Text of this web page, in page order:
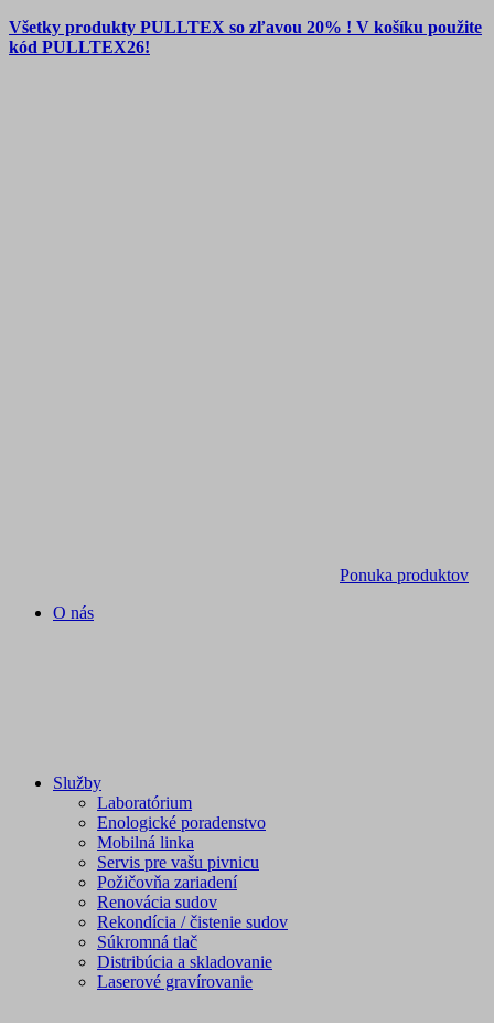
Všetky produkty PULLTEX so zľavou 20% ! V košíku použite
kód PULLTEX26!
Ponuka produktov
O nás
Služby
Laboratórium
Enologické poradenstvo
Mobilná linka
Servis pre vašu pivnicu
Požičovňa zariadení
Renovácia sudov
Rekondícia / čistenie sudov
Súkromná tlač
Distribúcia a skladovanie
Laserové gravírovanie